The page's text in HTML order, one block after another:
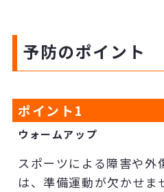
予防のポイント
ポイント1
ウォームアップ
スポーツによる障害や外
は、準備運動が欠かせま